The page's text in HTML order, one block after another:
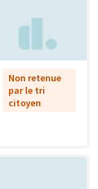
Non retenue
par le tri
citoyen